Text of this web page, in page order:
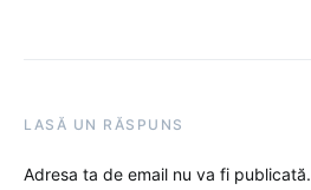
LASĂ UN RĂSPUNS
Adresa ta de email nu va fi publicată.